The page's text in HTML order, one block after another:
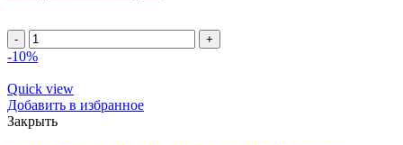
2HB
2245Lp/
(PCM
6201527)
ремень
многоручьевой
-10%
Quick view
Добавить в избранное
Закрыть